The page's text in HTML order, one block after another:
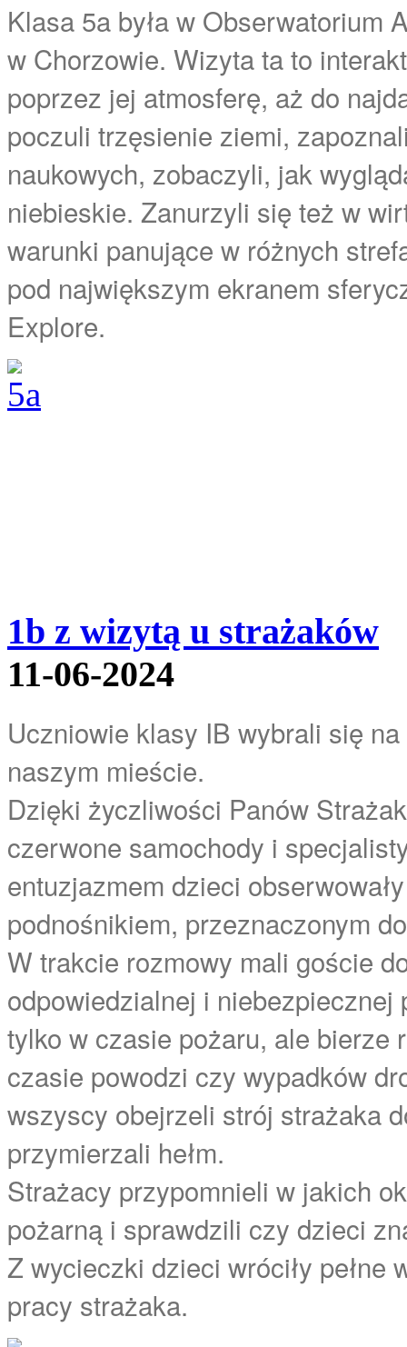
Klasa 5a była w Obserwatorium
w Chorzowie. Wizyta ta to
poprzez jej atmosferę, aż do
poczuli trzęsienie ziemi,
naukowych, zobaczyli, jak
niebieskie. Zanurzyli się też w
warunki panujące w różnych
pod największym ekranem
Explore.
1b z wizytą u strażaków
11-06-2024
Uczniowie klasy IB wybrali się
naszym mieście.
Dzięki życzliwości Panów
czerwone samochody i
entuzjazmem dzieci
podnośnikiem, przeznaczonym
W trakcie rozmowy mali goście
odpowiedzialnej i
tylko w czasie pożaru, ale bierze
czasie powodzi czy wypadków
wszyscy obejrzeli strój strażaka
przymierzali hełm.
Strażacy przypomnieli w jakich
pożarną i sprawdzili czy dzieci
Z wycieczki dzieci wróciły
pracy strażaka.